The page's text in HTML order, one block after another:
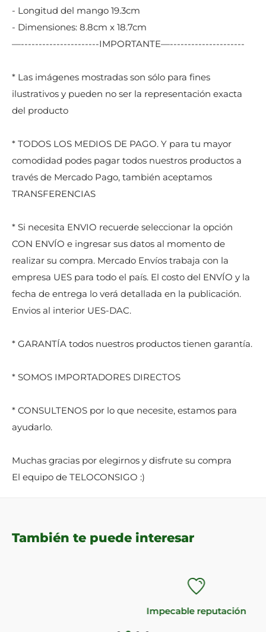
- Longitud del mango 19.3cm
- Dimensiones: 8.8cm x 18.7cm
—----------------------IMPORTANTE—---------------------
* Las imágenes mostradas son sólo para fines
ilustrativos y pueden no ser la representación exacta
del producto
* TODOS LOS MEDIOS DE PAGO. Y para tu mayor
comodidad podes pagar todos nuestros productos a
través de Mercado Pago, también aceptamos
TRANSFERENCIAS
* Si necesita ENVIO recuerde seleccionar la opción
CON ENVÍO e ingresar sus datos al momento de
realizar su compra. Mercado Envíos trabaja con la
empresa UES para todo el país. El costo del ENVÍO y la
fecha de entrega lo verá detallada en la publicación.
Envios al interior UES-DAC.
* GARANTÍA todos nuestros productos tienen garantía.
* SOMOS IMPORTADORES DIRECTOS
* CONSULTENOS por lo que necesite, estamos para
ayudarlo.
Muchas gracias por elegirnos y disfrute su compra
El equipo de TELOCONSIGO :)
También te puede interesar
Impecable reputación